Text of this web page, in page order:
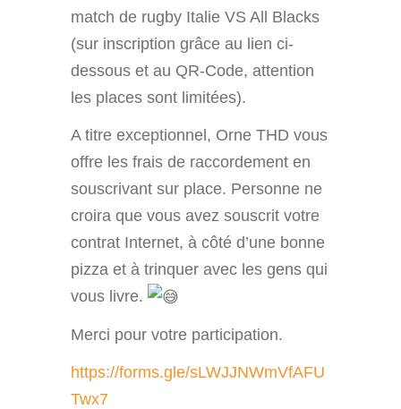
match de rugby Italie VS All Blacks
(sur inscription grâce au lien ci-
dessous et au QR-Code, attention
les places sont limitées).
A titre exceptionnel, Orne THD vous
offre les frais de raccordement en
souscrivant sur place. Personne ne
croira que vous avez souscrit votre
contrat Internet, à côté d’une bonne
pizza et à trinquer avec les gens qui
vous livre.
Merci pour votre participation.
https://forms.gle/sLWJJNWmVfAFU
Twx7